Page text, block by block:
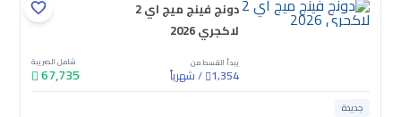
دونج فينج ميج اي 2
لاكجري 2026
يبدأ القسط من
1,354
/شهرياً
شامل الضريبة
67,735
جديدة